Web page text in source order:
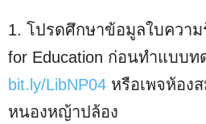
1. โปรดศึกษาข้อมูลใบความ
for Education ก่อนทำแบบ
bit.ly/LibNP04 หรือเพจห้อง
หนองหญ้าปล้อง